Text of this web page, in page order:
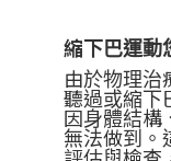
縮下巴運動
由於物理治
聽過或縮下
因身體結構
無法做到。